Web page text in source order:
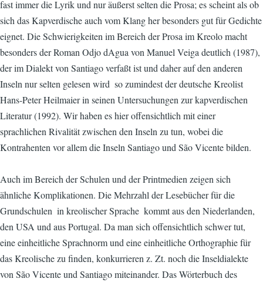
fast immer die Lyrik und nur äußerst selten die Prosa; es scheint als ob
sich das Kapverdische auch vom Klang her besonders gut für Gedichte
eignet. Die Schwierigkeiten im Bereich der Prosa im Kreolo macht
besonders der Roman Odjo dAgua von Manuel Veiga deutlich (1987),
der im Dialekt von Santiago verfaßt ist und daher auf den anderen
Inseln nur selten gelesen wird  so zumindest der deutsche Kreolist
Hans-Peter Heilmaier in seinen Untersuchungen zur kapverdischen
Literatur (1992). Wir haben es hier offensichtlich mit einer
sprachlichen Rivalität zwischen den Inseln zu tun, wobei die
Kontrahenten vor allem die Inseln Santiago und São Vicente bilden.
Auch im Bereich der Schulen und der Printmedien zeigen sich
ähnliche Komplikationen. Die Mehrzahl der Lesebücher für die
Grundschulen  in kreolischer Sprache  kommt aus den Niederlanden,
den USA und aus Portugal. Da man sich offensichtlich schwer tut,
eine einheitliche Sprachnorm und eine einheitliche Orthographie für
das Kreolische zu finden, konkurrieren z. Zt. noch die Inseldialekte
von São Vicente und Santiago miteinander. Das Wörterbuch des